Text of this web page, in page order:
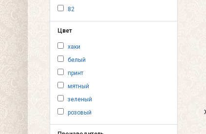
82
Цвет
хаки
белый
принт
мятный
зеленый
розовый